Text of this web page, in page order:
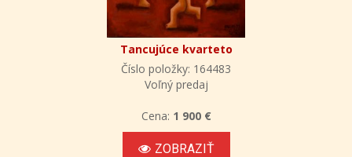
Tancujúce kvarteto
Číslo položky: 164483
Voľný predaj
Cena: 1 900 €
ZOBRAZIŤ